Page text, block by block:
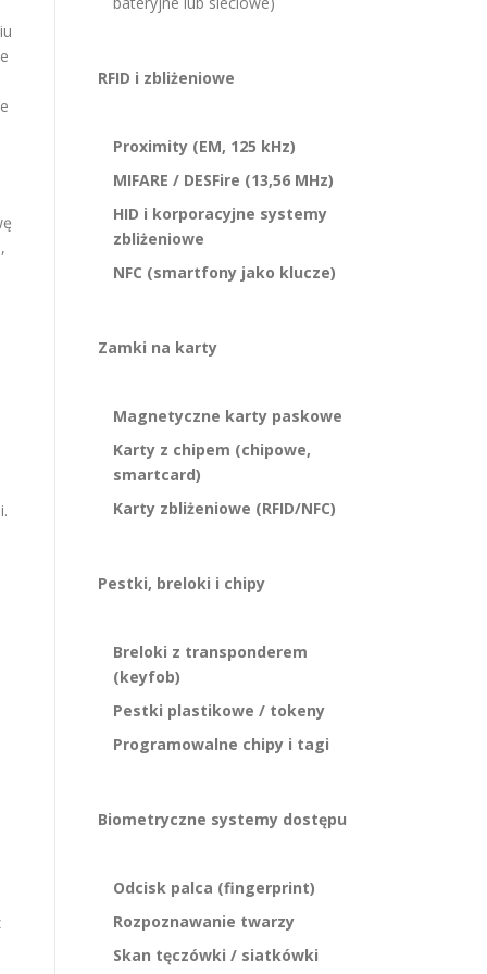
RFID i zbliżeniowe
Proximity (EM, 125 kHz)
MIFARE / DESFire (13,56 MHz)
HID i korporacyjne systemy
zbliżeniowe
NFC (smartfony jako klucze)
Zamki na karty
Magnetyczne karty paskowe
Karty z chipem (chipowe,
smartcard)
Karty zbliżeniowe (RFID/NFC)
Pestki, breloki i chipy
Breloki z transponderem
(keyfob)
Pestki plastikowe / tokeny
Programowalne chipy i tagi
Biometryczne systemy dostępu
Odcisk palca (fingerprint)
Rozpoznawanie twarzy
Skan tęczówki / siatkówki